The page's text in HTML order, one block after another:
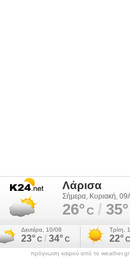
πρόγνωση καιρού από το weather.gr